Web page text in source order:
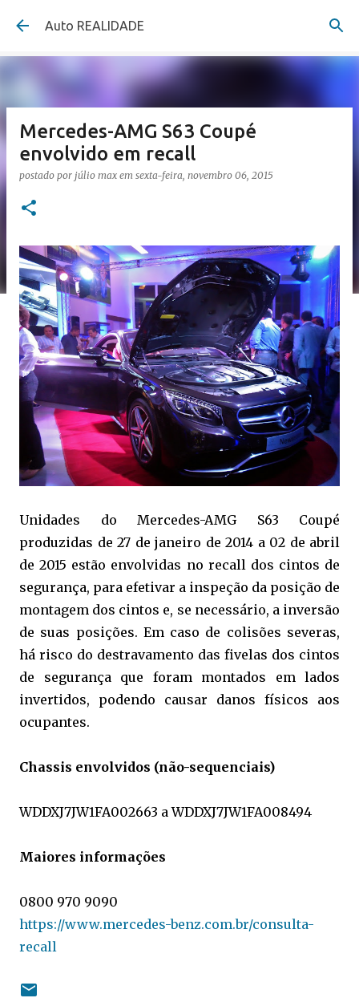
Pular para o conteúdo principal
Auto REALIDADE
Mercedes-AMG S63 Coupé
envolvido em recall
postado por júlio max em sexta-feira, novembro 06, 2015
Unidades do Mercedes-AMG S63 Coupé
produzidas de 27 de janeiro de 2014 a 02 de abril
de 2015 estão envolvidas no recall dos cintos de
segurança, para efetivar a inspeção da posição de
montagem dos cintos e, se necessário, a inversão
de suas posições. Em caso de colisões severas,
há risco do destravamento das fivelas dos cintos
de segurança que foram montados em lados
invertidos, podendo causar danos físicos aos
ocupantes.
Chassis envolvidos (não-sequenciais)
WDDXJ7JW1FA002663 a WDDXJ7JW1FA008494
Maiores informações
0800 970 9090
https://www.mercedes-benz.com.br/consulta-
recall